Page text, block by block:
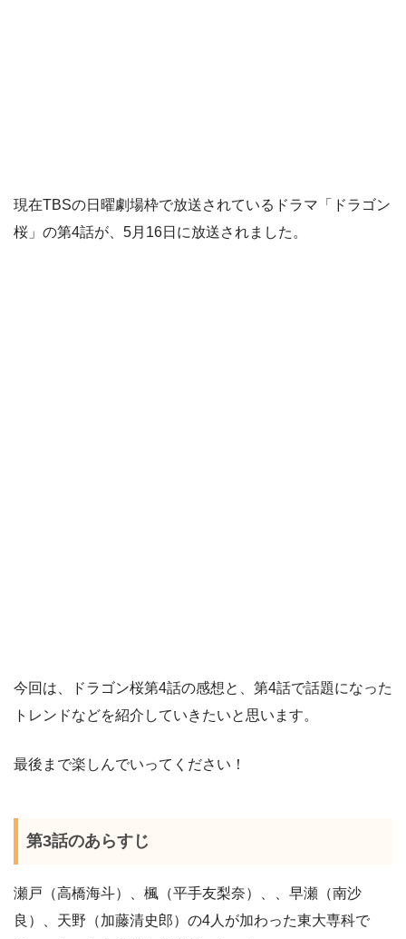
現在TBSの日曜劇場枠で放送されているドラマ「ドラゴン
桜」の第4話が、5月16日に放送されました。
今回は、ドラゴン桜第4話の感想と、第4話で話題になった
トレンドなどを紹介していきたいと思います。
最後まで楽しんでいってください！
第3話のあらすじ
瀬戸（高橋海斗）、楓（平手友梨奈）、、早瀬（南沙
良）、天野（加藤清史郎）の4人が加わった東大専科で